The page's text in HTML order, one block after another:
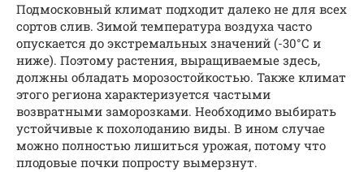
Подмосковный климат подходит далеко не для всех
сортов слив. Зимой температура воздуха часто
опускается до экстремальных значений (-30°С и
ниже). Поэтому растения, выращиваемые здесь,
должны обладать морозостойкостью. Также климат
этого региона характеризуется частыми
возвратными заморозками. Необходимо выбирать
устойчивые к похолоданию виды. В ином случае
можно полностью лишиться урожая, потому что
плодовые почки попросту вымерзнут.